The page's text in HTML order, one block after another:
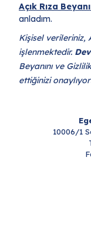
Açık Rıza
anladım.
Kişisel verileriniz,
işlenmektedir.
Beyanını ve
ettiğinizi
10006/1